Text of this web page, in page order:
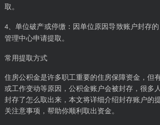
取。
4、单位破产或停缴：因单位原因导致账户封存
管理中心申请提取。
常用提取方式
住房公积金是许多职工重要的住房保障资金，但
或工作变动等原因，公积金账户会被封存，很多
封存了怎么取出来，本文将详细介绍封存账户的
关注意事项，帮助你顺利取出资金。